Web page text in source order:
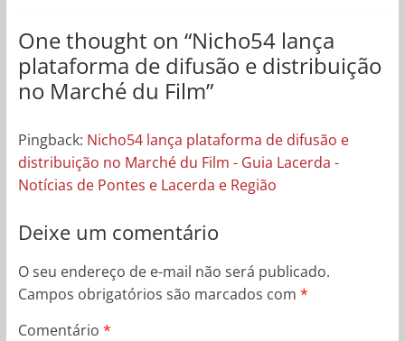
One thought on “Nicho54 lança
plataforma de difusão e distribuição
no Marché du Film”
Pingback: Nicho54 lança plataforma de difusão e
distribuição no Marché du Film - Guia Lacerda -
Notícias de Pontes e Lacerda e Região
Deixe um comentário
O seu endereço de e-mail não será publicado.
Campos obrigatórios são marcados com *
Comentário *